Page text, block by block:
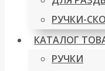
РУЧКИ-
КАТАЛОГ
РУЧКИ